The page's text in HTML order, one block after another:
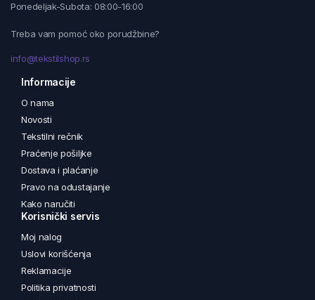
Ponedeljak-Subota: 08:00-16:00
Treba vam pomoć oko porudžbine?
info@tekstilshop.rs
Informacije
O nama
Novosti
Tekstilni rečnik
Praćenje pošiljke
Dostava i plaćanje
Pravo na odustajanje
Kako naručiti
Korisnički servis
Moj nalog
Uslovi korišćenja
Reklamacije
Politika privatnosti